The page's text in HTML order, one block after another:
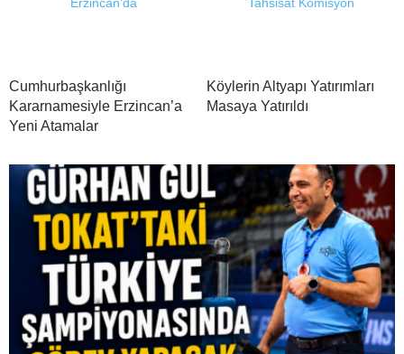
Cumhurbaşkanlığı
Kararnamesiyle Erzincan’a
Yeni Atamalar
Köylerin Altyapı Yatırımları
Masaya Yatırıldı